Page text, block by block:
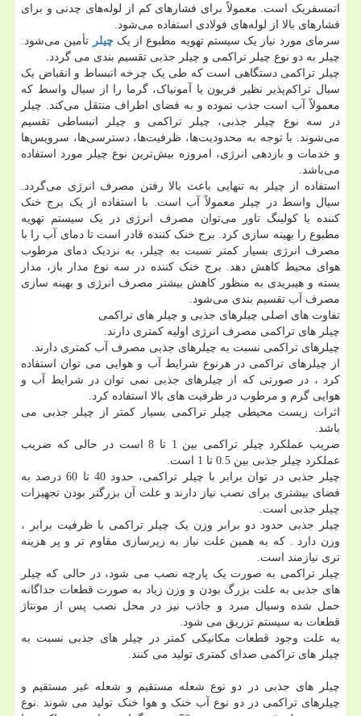
اتمسفریک است. معمولاً برای فشارهای کم از لوله‌های چدنی و برای
فشارهای بالا از لوله‌های فولادی استفاده می‌شود.
سرمای مورد نیاز یک سیستم تهویه مطبوع از یکچیلر تأمین می‌شود.
چیلر به دو نوع چیلر تراکمی و چیلر جذبی تقسیم بندی می گردد.
چیلر تراکمی دستگاهی است که طی یک چرخه انبساط و انقباض یک
سیال تراکم‌پذیر نظیر فریون یا آمونیاک، گرما را از سیال واسط که
معمولاً آب است جذب نموده و به فضای اطراف منتقل می‌کند. چیلر
در سه نوع چیلر جذبی، چیلر تراکمی و چیلر انبساطی تقسیم
می‌شوند. با توجه به محدودیت‌ها، ظرفیت‌ها، دسترسی‌ها، سرویس‌ها
و خدمات و بازدهی انرژی، امروزه بیش‌ترین نوع چیلر مورد استفاده
می‌باشد.
استفاده از چیلر به تنهایی باعث بالا رفتن مصرف انرژی می‌گردد.
سیال واسط در چیلر معمولاً آب است. با استفاده از یک برج خنک
کننده یا کولینگ تاور می‌توان مصرف انرژی در یک سیستم تهویه
مطبوع را بهینه سازی کرد. برج خنک کننده قادر است تا دمای آب را با
مصرف انرژی بسیار کمتر نسبت به چیلر، به نزدیک دمای مرطوب
هوای محیط کاهش دهد. برج خنک کننده در سه نوع مدار باز، مدار
بسته و هیبریدی به منظور کاهش بیشتر مصرف انرژی و بهینه سازی
مصرف آب تقسیم بندی می‌شود.
تفاوت های اصلی چیلرهای جذبی و چیلر های تراکمی
چیلر های تراکمی مصرف انرژی اولیه کمتری دارند.
چیلرهای تراکمی نسبت به چیلرهای جذبی مصرف آب کمتری دارند.
از چیلرهای تراکمی در هرنوع شرایط آب و هوایی می توان استفاده
کرد ، در صورتی که از چیلرهای جذبی نمی توان در شرایط آب و
هوایی گرم و مرطوب در ظرفیت های بالا استفاده کرد.
اثرات زیست محیطی چیلر تراکمی بسیار کمتر از چیلر جذبی می
باشد.
ضریب عملکرد چیلر تراکمی بین 1 تا 8 است در حالی که ضریب
عملکرد چیلر جذبی بین 0.5 تا 1 است.
چیلر جذبی در توان برابر با چیلر تراکمی، حدود 40 تا 60 درصد به
فضای بیشتری برای نصب نیاز دارند و علت آن بزرگتر بودن تجهیزات
چیلر جذبی است.
چیلر جذبی حدود دو برابر وزن یک چیلر تراکمی با ظرفیت برابر ،
وزن دارد . که به همین علت نیاز به زیرسازی مقاوم تر و پر هزینه
تری نیازمند است.
چیلر تراکمی به صورت یک پارچه نصب می شود، در حالی که چیلر
های جذبی به علت بزرگ بودن و وزن زیاد به صورت قطعات جداگانه
حمل شده وسیال مبرد و جاذب نیز در محل نصب پس از مونتاژ
قطعات به سیستم تزریق می شود.
به علت وجود قطعات مکانیکی کمتر در چیلر های جذبی نسبت به
چیلر های تراکمی صدای کمتری تولید می کنند.
چیلر های جذبی در دو نوع شعله مستقیم و شعله غیر مستقیم و
چیلرهای تراکمی در دو نوع آب خنک و هوا خنک تولید می شوند .نوع